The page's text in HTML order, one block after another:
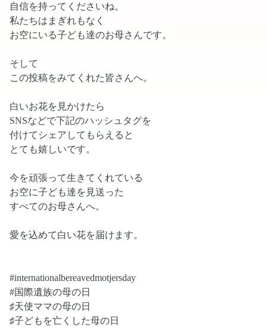
自信を持ってくださいね。
私たちはまぎれもなく
お空にいる子ども達のお母さんです。
そして
この投稿をみてくれた皆さんへ。
白いお花を見かけたら
SNSなどで下記のハッシュタグを
付けてシェアしてもらえると
とても嬉しいです。
今を頑張って生きてくれている
お空に子ども達を見送った
すべてのお母さんへ。
愛を込めて白い花を届けます。
#internationalbereavedmotjersday
#国際遺族の母の日
♯天使ママの母の日
♯子どもを亡くした母の日